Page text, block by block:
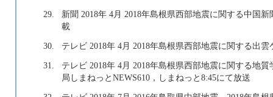
29.
新聞 2018年 4月 2018年島根県西部地震に関する中国
載
30.
テレビ 2018年 4月 2018年島根県西部地震に関する出
31.
テレビ 2018年 4月 2018年島根県西部地震に関する地
局しまねっとNEWS610，しまねっと8:45にて放送